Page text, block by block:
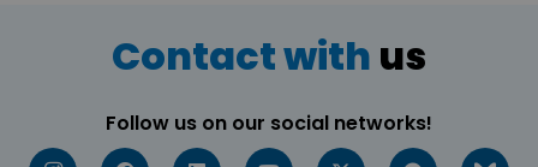
Contact with us
Follow us on our social networks!